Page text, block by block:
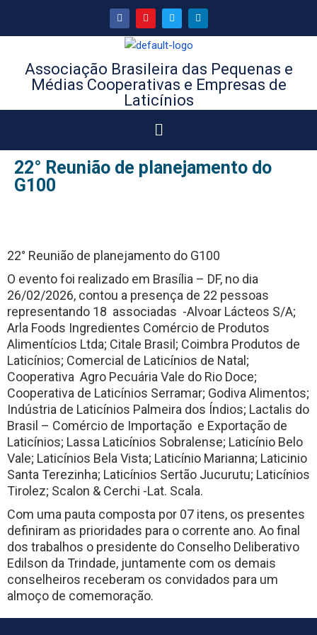
Associação Brasileira das Pequenas e
Médias Cooperativas e Empresas de
Laticínios
22° Reunião de planejamento do
G100
22° Reunião de planejamento do G100
O evento foi realizado em Brasília – DF, no dia
26/02/2026, contou a presença de 22 pessoas
representando 18 associadas -Alvoar Lácteos S/A;
Arla Foods Ingredientes Comércio de Produtos
Alimentícios Ltda; Citale Brasil; Coimbra Produtos de
Laticínios; Comercial de Laticínios de Natal;
Cooperativa Agro Pecuária Vale do Rio Doce;
Cooperativa de Laticínios Serramar; Godiva Alimentos;
Indústria de Laticínios Palmeira dos Índios; Lactalis do
Brasil – Comércio de Importação e Exportação de
Laticínios; Lassa Laticínios Sobralense; Laticínio Belo
Vale; Laticínios Bela Vista; Laticínio Marianna; Laticinio
Santa Terezinha; Laticínios Sertão Jucurutu; Laticínios
Tirolez; Scalon & Cerchi -Lat. Scala.
Com uma pauta composta por 07 itens, os presentes
definiram as prioridades para o corrente ano. Ao final
dos trabalhos o presidente do Conselho Deliberativo
Edilson da Trindade, juntamente com os demais
conselheiros receberam os convidados para um
almoço de comemoração.